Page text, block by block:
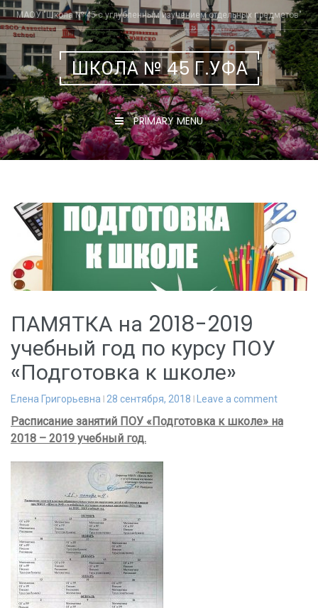
Skip
to
content
МАОУ "Школа № 45 с углубленным изучением отдельных предметов"
ШКОЛА № 45 Г.УФА
PRIMARY MENU
ПАМЯТКА на 2018-2019
учебный год по курсу ПОУ
«Подготовка к школе»
Елена Григорьевна 28 сентября, 2018 Leave a comment
Расписание занятий ПОУ «Подготовка к школе» на
2018 – 2019 учебный год.